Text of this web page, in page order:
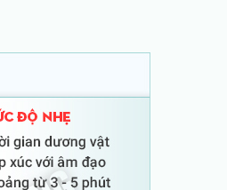
MINH TÂM
Y học cổ truyền